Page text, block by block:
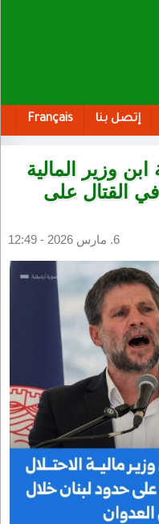
إتصل بنا Français
وزير المالية
القتال على
6. مارس 2026 - 12:49